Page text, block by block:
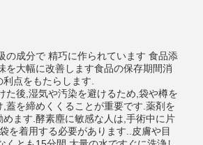
の成分で 精巧に作られています 食品添
を大幅に改善します食品の保存期間消
点をもたらします.
た後,湿気や汚染を避けるため,袋や樽を
,蓋を締めくくることが重要です.薬剤を
ます.酵素塵に敏感な人は,手術中に片
を着用する必要があります..皮膚や目